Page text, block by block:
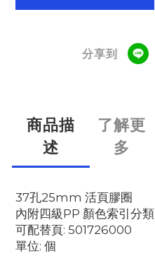
分享到
商品描
述
了解更
多
37孔25mm 活頁膠圈
內附四級PP 顏色索引分類
可配替頁: 501726000
單位: 個